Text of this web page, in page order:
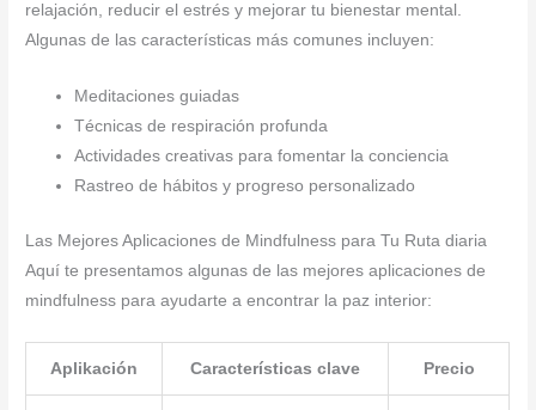
relajación, reducir el estrés y mejorar tu bienestar mental.
Algunas de las características más comunes incluyen:
Meditaciones guiadas
Técnicas de respiración profunda
Actividades creativas para fomentar la conciencia
Rastreo de hábitos y progreso personalizado
Las Mejores Aplicaciones de Mindfulness para Tu Ruta diaria
Aquí te presentamos algunas de las mejores aplicaciones de
mindfulness para ayudarte a encontrar la paz interior:
Aplikación Características clave Precio